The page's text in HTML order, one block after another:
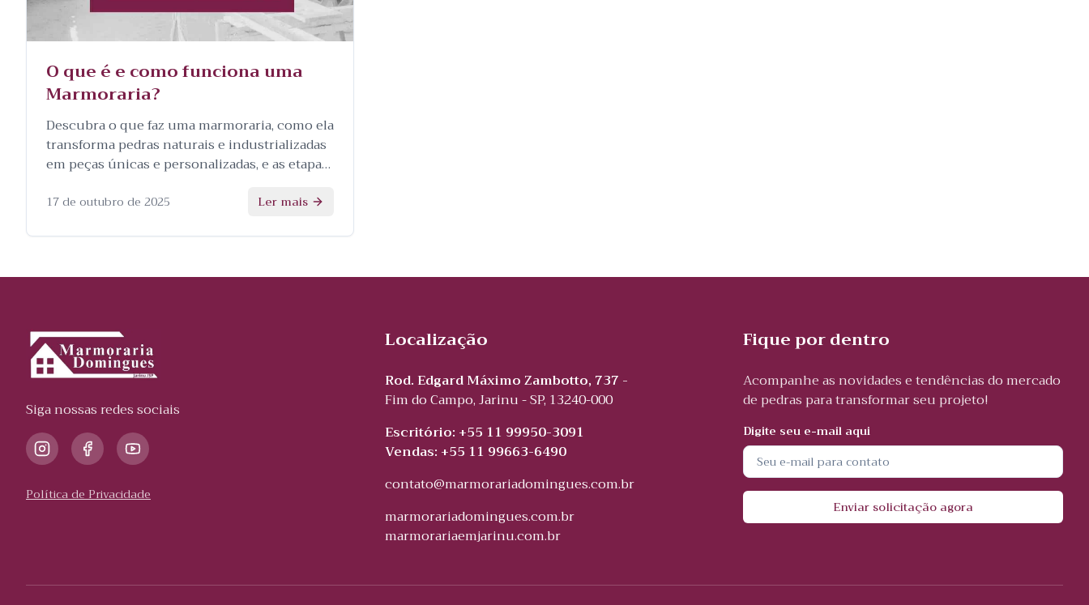
O que é e como funciona uma
Marmoraria?
Descubra o que faz uma marmoraria, como ela
transforma pedras naturais e industrializadas
em peças únicas e personalizadas, e as etapas
17 de outubro de 2025 Ler mais
Siga nossas redes sociais
Política de Privacidade
Localização
Rod. Edgard Máximo Zambotto, 737 -
Fim do Campo, Jarinu - SP, 13240-000
Escritório: +55 11 99950-3091
Vendas: +55 11 99663-6490
contato@marmorariadomingues.com.br
marmorariadomingues.com.br
marmorariaemjarinu.com.br
Fique por dentro
Acompanhe as novidades e tendências do mercado
de pedras para transformar seu projeto!
Digite seu e-mail aqui
Enviar solicitação agora